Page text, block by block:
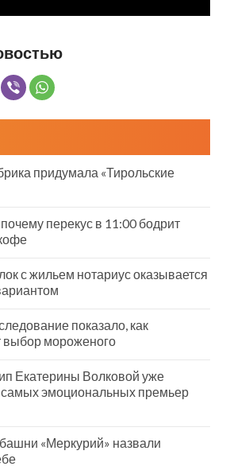
придумала «Тирольские
перекус в 11:00 бодрит
с жильем нотариус оказывается
показало, как
выбор мороженого
Екатерины Волковой уже
эмоциональных премьер
«Меркурий» назвали